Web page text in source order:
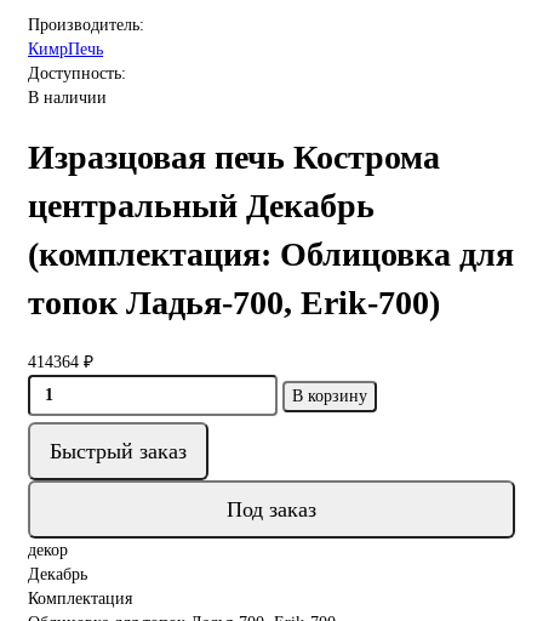
Производитель:
КимрПечь
Доступность:
В наличии
Изразцовая печь Кострома
центральный Декабрь
(комплектация: Облицовка для
топок Ладья-700, Erik-700)
414364 ₽
В корзину
Быстрый заказ
Под заказ
декор
Декабрь
Комплектация